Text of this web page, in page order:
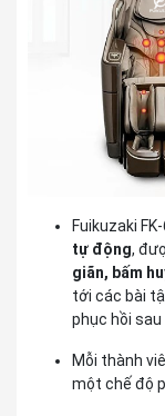
Fuikuzaki
tự động,
giãn, bấm
tới các bài
phục hồi
Mỗi thành
một chế độ